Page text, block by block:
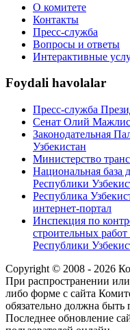
О комитете
Контакты
Пресс-служба
Вопросы и ответы
Интерактивные
Foydali havolalar
Пресс-служба
Сенат Олий
Законодательная
Узбекистан
Министерство
Национальная база
Республики
Республика
интернет-портал
Инспекция по
строительных
Республики
Copyright © 2008 - 2026
При распространении
либо форме с сайта
обязательно должна
Последнее обновление